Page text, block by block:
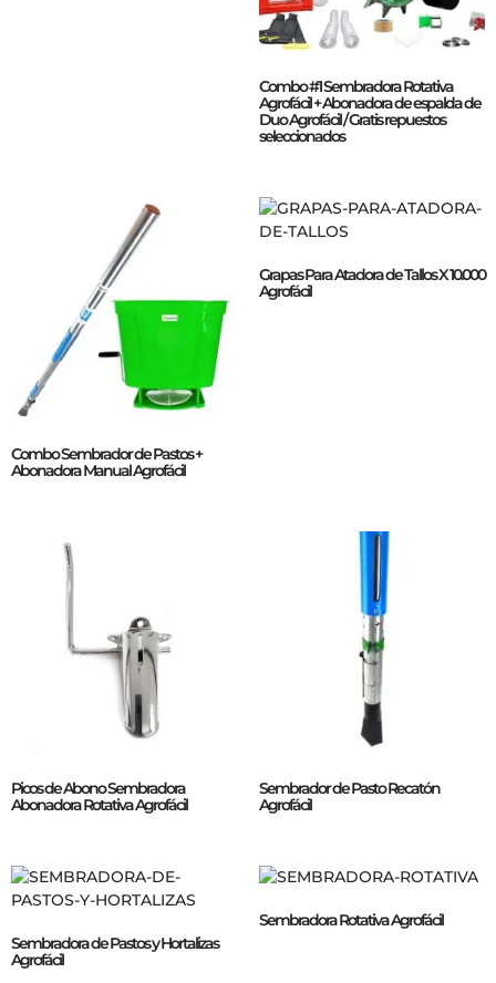
Combo #1 Sembradora Rotativa
Agrofácil + Abonadora de espalda de
Duo Agrofácil / Gratis repuestos
seleccionados
Combo Sembrador de Pastos +
Abonadora Manual Agrofácil
Grapas Para Atadora de Tallos X 10.000
Agrofácil
Picos de Abono Sembradora
Abonadora Rotativa Agrofácil
Sembrador de Pasto Recatón
Agrofácil
Sembradora de Pastos y Hortalizas
Agrofácil
Sembradora Rotativa Agrofácil